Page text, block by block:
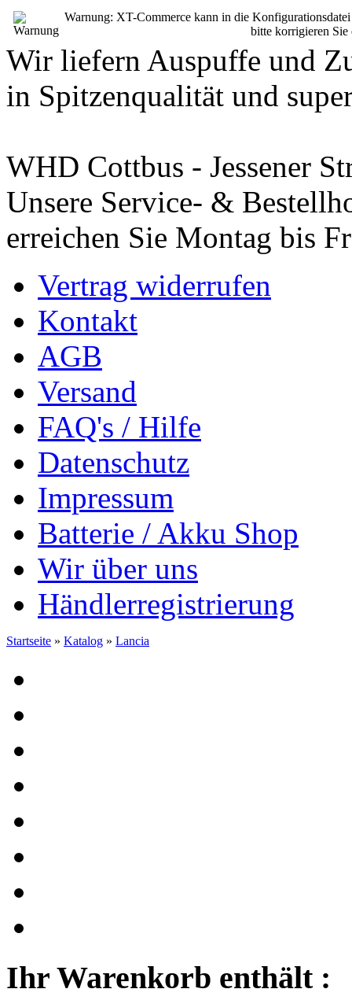
Warnung: XT-Commerce kann in die
bitte korrigieren Sie
Wir liefern Auspuffe und
in Spitzenqualität und
WHD Cottbus - Jessener
Unsere Service- &
erreichen Sie Montag bis
Vertrag widerrufen
Kontakt
AGB
Versand
FAQ's / Hilfe
Datenschutz
Impressum
Batterie / Akku Shop
Wir über uns
Händlerregistrierung
Startseite » Katalog » Lancia
Ihr Warenkorb enthält :